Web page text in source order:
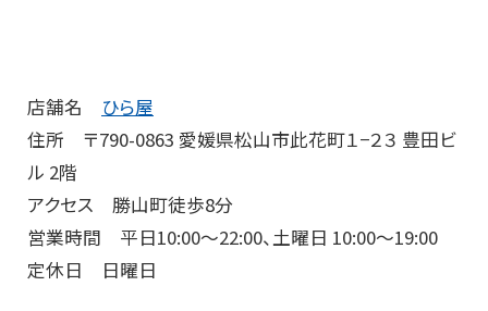
店舗名 ひら屋
住所 〒790-0863 愛媛県松山市此花町１−２３ 豊田ビ
ル 2階
アクセス 勝山町徒歩8分
営業時間 平日10:00～22:00、土曜日 10:00～19:00
定休日 日曜日